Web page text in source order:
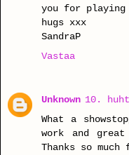
you for playing
hugs xxx
SandraP
Vastaa
Unknown 10.
What a
work and
Thanks so